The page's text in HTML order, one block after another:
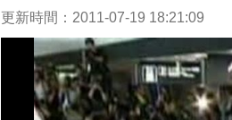
更新時間：2011-07-19 18:21:09